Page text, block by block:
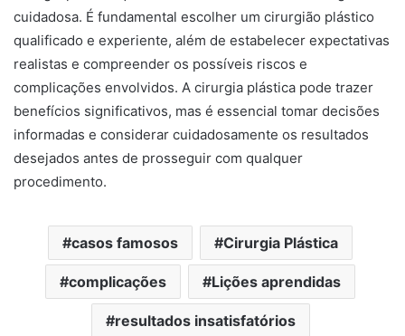
cuidadosa. É fundamental escolher um cirurgião plástico
qualificado e experiente, além de estabelecer expectativas
realistas e compreender os possíveis riscos e
complicações envolvidos. A cirurgia plástica pode trazer
benefícios significativos, mas é essencial tomar decisões
informadas e considerar cuidadosamente os resultados
desejados antes de prosseguir com qualquer
procedimento.
casos famosos Cirurgia Plástica
complicações Lições aprendidas
resultados insatisfatórios